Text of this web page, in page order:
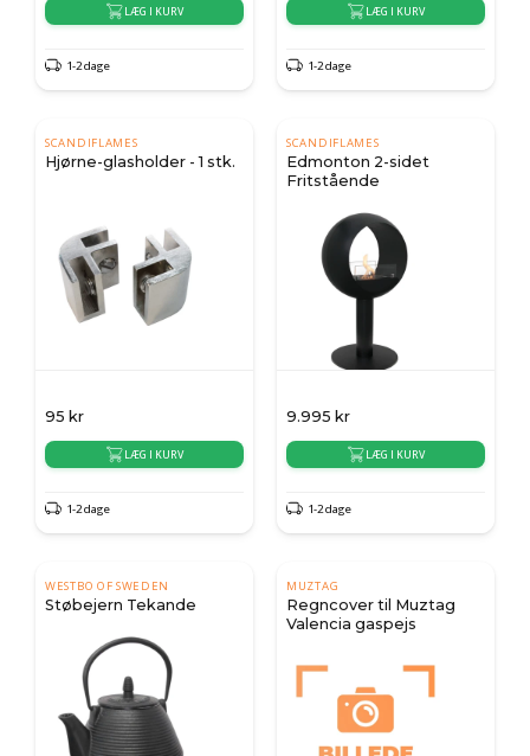
LÆG I KURV
1-2 dage
LÆG I KURV
1-2 dage
SCANDIFLAMES
Hjørne-glasholder - 1 stk.
95 kr
LÆG I KURV
1-2 dage
SCANDIFLAMES
Edmonton 2-sidet
Fritstående
9.995 kr
LÆG I KURV
1-2 dage
WESTBO OF SWEDEN
Støbejern Tekande
MUZTAG
Regncover til Muztag
Valencia gaspejs